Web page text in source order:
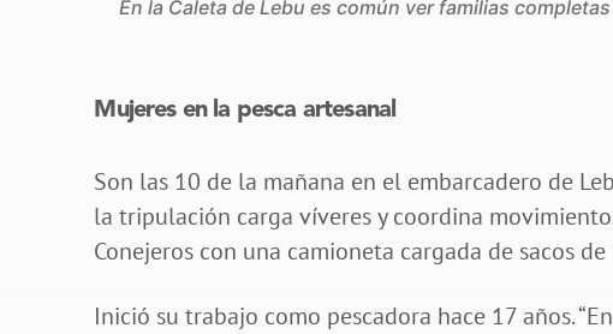
En la Caleta de Lebu es común ver familias
Mujeres en la pesca artesanal
Son las 10 de la mañana en el embarcadero de
la tripulación carga víveres y coordina
Conejeros con una camioneta cargada de sacos
Inició su trabajo como pescadora hace 17 años.